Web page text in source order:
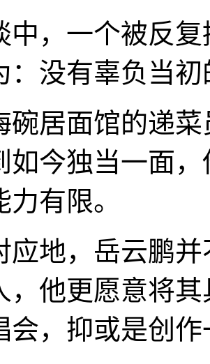
一个被反复
：没有辜负当
面馆的递菜
如今独当一面
有限。
，岳云鹏并
，他更愿意将
会，抑或是创